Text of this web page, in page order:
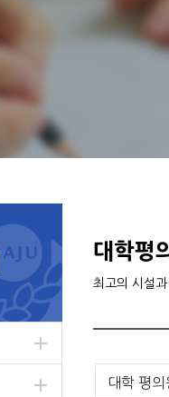
대학평
최고의 시설
대학 평